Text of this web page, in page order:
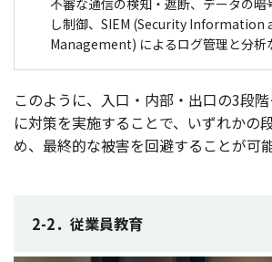
不審な通信の検知・遮断、データの暗
し制御、SIEM (Security Information
Management) によるログ管理と分析
このように、 入口 ・ 内部 ・ 出口の3段階
に対策を実施することで、いずれかの
め、 最終的な被害を回避することが可
2-2．従業員教育